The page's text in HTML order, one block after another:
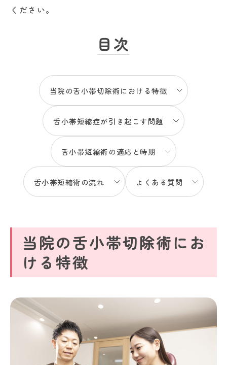
ください。
目次
当院の舌小帯切除術における特徴
舌小帯短縮症が引き起こす問題
舌小帯短縮術の適応と時期
舌小帯短縮術の流れ よくある質問
当院の舌小帯切除術にお
ける特徴